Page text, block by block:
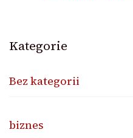
Kategorie
Bez kategorii
biznes